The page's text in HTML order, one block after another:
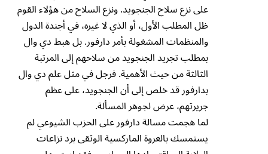
على نزع سلاح الجنجويد. ونزع السلاح من هؤلاء القوم
ظل المطلب الأول، أو الذي لا غيره، في أجندة الدول
والمنظمات المشغولة بأمر دارفور. بل هبط دي وال
بمطلب تجريد الجنجويد من سلاحهم إلى المرتبة
الثالثة من حيث الأهمية. فرجل في مثل علم دي وال
بدارفور قد خلص إلى أن الجنجويد، على عظم
جريرتهم، عرض لجوهر المسألة.
لما هجمت مسالة دارفور على الحزب الشيوعي لم
يستمسك بالعروة الماركسية الوثقى برد نزاعات